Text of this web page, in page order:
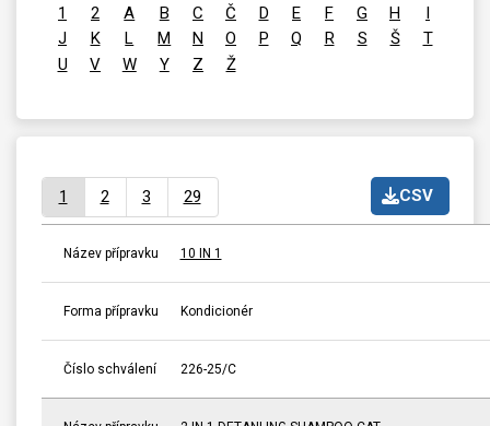
1 2 A B C Č D E F G H
I
J
K L M N O P Q R S Š
T
U
V W Y Z Ž
CSV
1 2 3 29
Název přípravku 10 IN 1
Forma přípravku Kondicionér
Číslo schválení 226-25/C